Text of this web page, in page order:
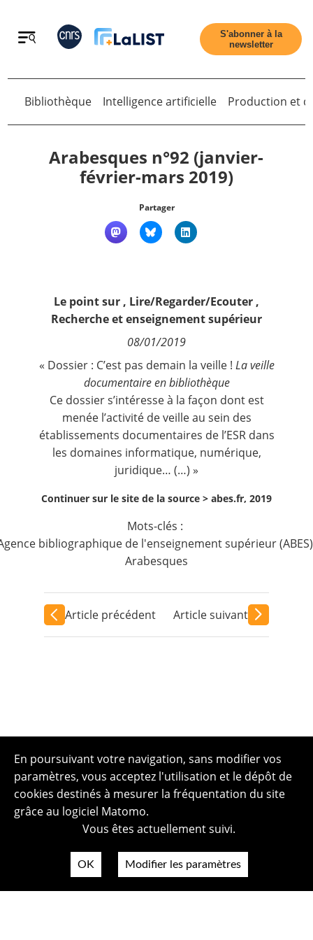
Retour
Contact
Nous suivre
S'abonner à la
newsletter
Bibliothèque Intelligence artificielle Production et
Arabesques n°92 (janvier-
février-mars 2019)
Partager
Le point sur , Lire/Regarder/Ecouter ,
Recherche et enseignement supérieur
08/01/2019
« Dossier : C’est pas demain la veille ! La veille
documentaire en bibliothèque
Ce dossier s’intéresse à la façon dont est
menée l’activité de veille au sein des
établissements documentaires de l’ESR dans
les domaines informatique, numérique,
juridique… (…) »
Continuer sur le site de la source > abes.fr, 2019
Mots-clés :
bibliographique de l'enseignement supérieur (ABES)
Arabesques
Article précédent Article suivant
En poursuivant votre navigation, sans modifier vos
paramètres, vous acceptez l'utilisation et le dépôt de
cookies destinés à mesurer la fréquentation du site
grâce au logiciel Matomo.
Vous êtes actuellement suivi.
OK Modifier les paramètres